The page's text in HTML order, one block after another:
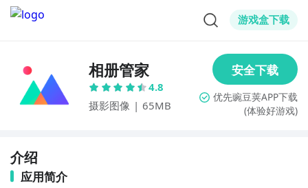
游戏盒下载
相册管家
4.8
摄影图像 | 65MB (体验好游戏)
介绍
应用简介